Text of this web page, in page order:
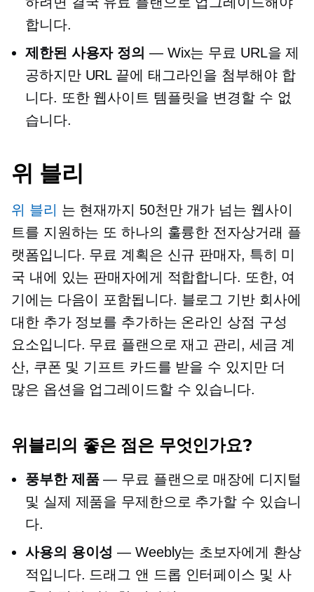
합니다.
제한된 사용자 정의 — Wix는 무료 URL을 제
공하지만 URL 끝에 태그라인을 첨부해야 합
니다. 또한 웹사이트 템플릿을 변경할 수 없
습니다.
위 블리
위 블리 는 현재까지 50천만 개가 넘는 웹사이
트를 지원하는 또 하나의 훌륭한 전자상거래 플
랫폼입니다. 무료 계획은 신규 판매자, 특히 미
국 내에 있는 판매자에게 적합합니다. 또한, 여
기에는 다음이 포함됩니다. 블로그 기반회사에
대한 추가 정보를 추가하는 온라인 상점 구성
요소입니다. 무료 플랜으로 재고 관리, 세금 계
산, 쿠폰 및 기프트 카드를 받을 수 있지만 더
많은 옵션을 업그레이드할 수 있습니다.
위블리의 좋은 점은 무엇인가요?
풍부한 제품— 무료 플랜으로 매장에 디지털
및 실제 제품을 무제한으로 추가할 수 있습니
다.
사용의 용이성 — Weebly는 초보자에게 환상
적입니다. 드래그 앤 드롭 인터페이스 및 사